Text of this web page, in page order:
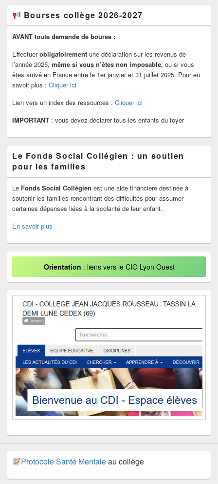
Bourses collège 2026-2027
AVANT toute demande de bourse :
Effectuerobligatoirement une déclaration sur les revenus de
l’année 2025, même si vous n’êtes non imposable, ou si vous
êtes arrivé en France entre le 1er janvier et 31 juillet 2025. Pour en
savoir plus : Cliquer ici
Lien vers un index des ressources : Cliquer ici
IMPORTANT : vous devez déclarer tous les enfants du foyer
Le Fonds Social Collégien : un soutien
pour les familles
Le Fonds Social Collégien est une aide financière destinée à
soutenir les familles rencontrant des difficultés pour assumer
certaines dépenses liées à la scolarité de leur enfant.
En savoir plus
Orientation : liens vers le CIO Lyon Ouest
Protocole Santé Mentaleau collège